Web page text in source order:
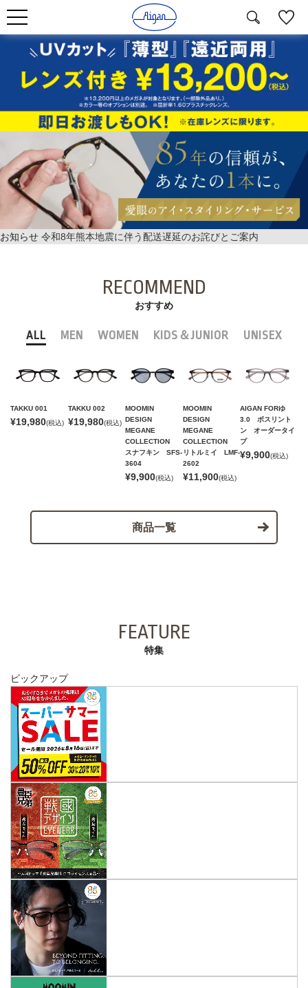
お知らせ 令和8年熊本地震に伴う配送遅延のお詫びとご案内
RECOMMEND
おすすめ
ALL MEN WOMEN KIDS＆JUNIOR UNISEX
TAKKU 001
¥19,980(税込)
TAKKU 002
¥19,980(税込)
MOOMIN
DESIGN
MEGANE
COLLECTION
スナフキン SFS-
3604
¥9,900(税込)
MOOMIN
DESIGN
MEGANE
COLLECTION
リトルミイ LMF-
2602
¥11,900(税込)
AIGAN FORゆ
3.0 ボスリント
ン オーダータイ
プ
¥9,900(税込)
商品一覧
FEATURE
特集
ピックアップ